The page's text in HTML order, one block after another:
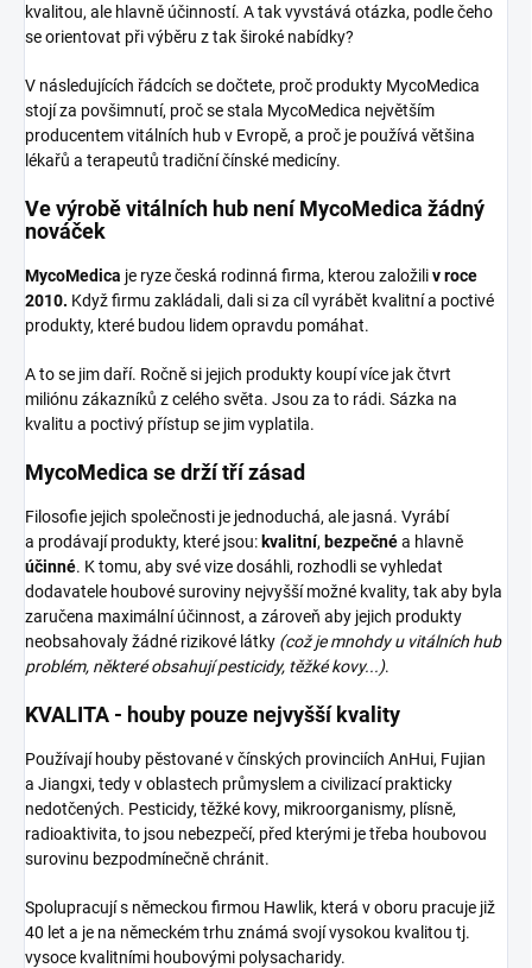
kvalitou, ale hlavně účinností. A tak vyvstává otázka, podle čeho
se orientovat při výběru z tak široké nabídky?
V následujících řádcích se dočtete, proč produkty MycoMedica
stojí za povšimnutí, proč se stala MycoMedica největším
producentem vitálních hub v Evropě, a proč je používá většina
lékařů a terapeutů tradiční čínské medicíny.
Ve výrobě vitálních hub není MycoMedica žádný
nováček
MycoMedica je ryze česká rodinná firma, kterou založiliv roce
2010. Když firmu zakládali, dali si za cíl vyrábět kvalitní a poctivé
produkty, které budou lidem opravdu pomáhat.
A to se jim daří. Ročně si jejich produkty koupí více jak čtvrt
miliónu zákazníků z celého světa. Jsou za to rádi. Sázka na
kvalitu a poctivý přístup se jim vyplatila.
MycoMedica se drží tří zásad
Filosofie jejich společnosti je jednoduchá, ale jasná. Vyrábí
a prodávají produkty, které jsou: kvalitní, bezpečnéa hlavně
účinné. K tomu, aby své vize dosáhli, rozhodli se vyhledat
dodavatele houbové suroviny nejvyšší možné kvality, tak aby byla
zaručena maximální účinnost, a zároveň aby jejich produkty
neobsahovaly žádné rizikové látky (což je mnohdy u vitálních hub
problém, některé obsahují pesticidy, těžké kovy...).
KVALITA - houby pouze nejvyšší kvality
Používají houby pěstované v čínských provinciích AnHui, Fujian
a Jiangxi, tedy v oblastech průmyslem a civilizací prakticky
nedotčených. Pesticidy, těžké kovy, mikroorganismy, plísně,
radioaktivita, to jsou nebezpečí, před kterými je třeba houbovou
surovinu bezpodmínečně chránit.
Spolupracují s německou firmou Hawlik, která v oboru pracuje již
40 let a je na německém trhu známá svojí vysokou kvalitou tj.
vysoce kvalitními houbovými polysacharidy.